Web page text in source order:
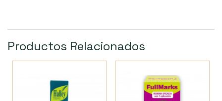
Productos Relacionados